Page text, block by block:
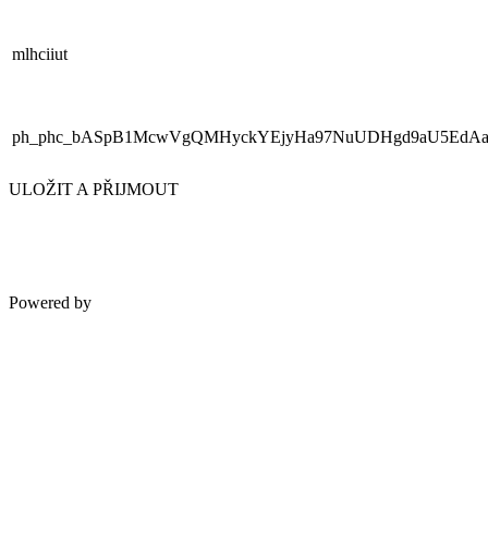
mlhciiut
ULOŽIT A PŘIJMOUT
Powered by